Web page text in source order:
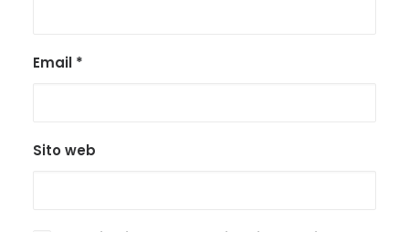
Email *
Sito web